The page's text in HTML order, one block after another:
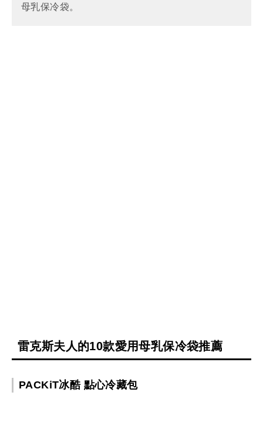
母乳保冷袋。
雷克斯夫人的10款愛用母乳保冷袋推薦
PACKiT冰酷 點心冷藏包